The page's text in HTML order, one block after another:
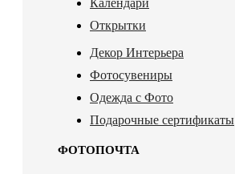
Открытки
Декор Интерьера
Фотосувениры
Одежда с Фото
Подарочные сертификаты
ФОТОПОЧТА